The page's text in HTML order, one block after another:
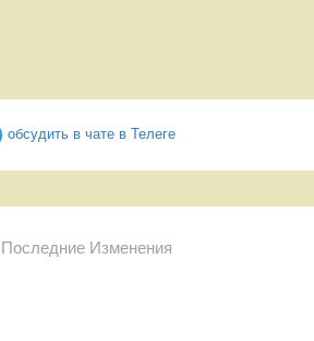
обсудить в чате в Телеге
Последние Изменения